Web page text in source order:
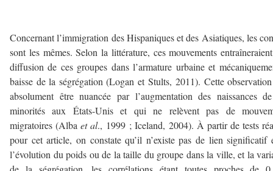
Concernant l’immigration des Hispaniques et des Asiatiques, les
sont les mêmes. Selon la littérature, ces mouvements
diffusion de ces groupes dans l’armature urbaine et
baisse de la ségrégation (Logan et Stults, 2011). Cette
absolument être nuancée par l’augmentation des naissances
minorités aux États-Unis et qui ne relèvent pas de
migratoires (Alba et al., 1999 ; Iceland, 2004). À partir de tests
pour cet article, on constate qu’il n’existe pas de lien significatif
l’évolution du poids ou de la taille du groupe dans la ville, et la